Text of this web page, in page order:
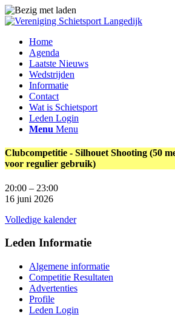
Home
Agenda
Laatste Nieuws
Wedstrijden
Informatie
Contact
Wat is Schietsport
Leden Login
Menu Menu
Clubcompetitie - Silhouet Shooting (50
voor regulier gebruik)
20:00 – 23:00
16 juni 2026
Volledige kalender
Leden Informatie
Algemene informatie
Competitie Resultaten
Advertenties
Profile
Leden Login